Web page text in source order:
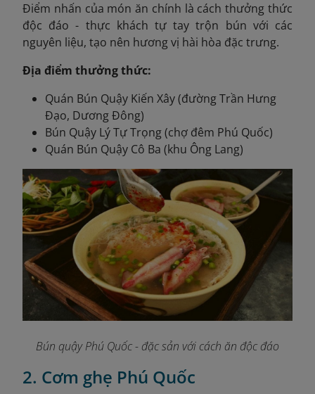
Điểm nhấn của món ăn chính là cách thưởng thức
độc đáo - thực khách tự tay trộn bún với các
nguyên liệu, tạo nên hương vị hài hòa đặc trưng.
Địa điểm thưởng thức:
Quán Bún Quậy Kiến Xây (đường Trần Hưng
Đạo, Dương Đông)
Bún Quậy Lý Tự Trọng (chợ đêm Phú Quốc)
Quán Bún Quậy Cô Ba (khu Ông Lang)
Bún quậy Phú Quốc - đặc sản với cách ăn độc đáo
2. Cơm ghẹ Phú Quốc